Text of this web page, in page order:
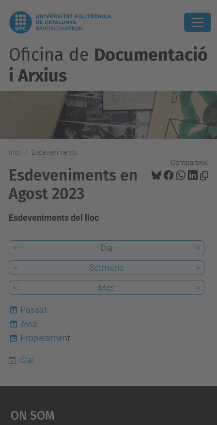
Oficina de Documentació
i Arxius
Inici Esdeveniments
Comparteix:
Esdeveniments en
Agost 2023
Esdeveniments del lloc
< Dia
>
<
Setmana
>
<
Mes >
Passat
6
Avui
Properament
iCal
On Som